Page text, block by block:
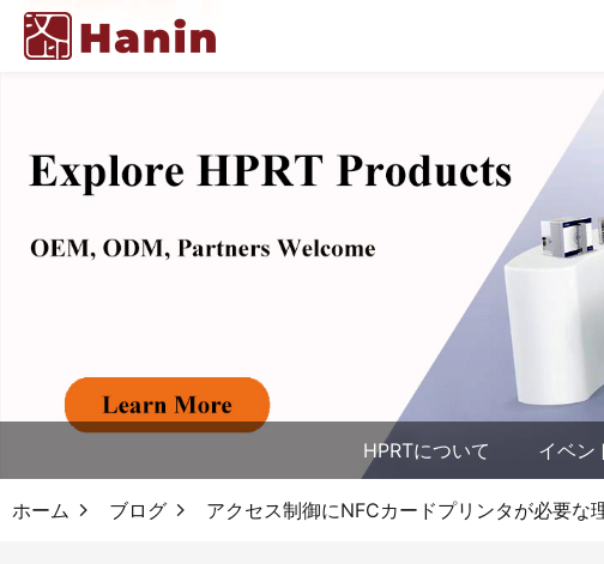
HPRTについて イベン
ホーム ブログ アクセス制御にNFCカードプリンタが必要な